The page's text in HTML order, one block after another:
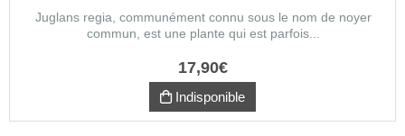
Juglans regia, communément connu sous le nom de noyer
commun, est une plante qui est parfois...
17,90€
Indisponible